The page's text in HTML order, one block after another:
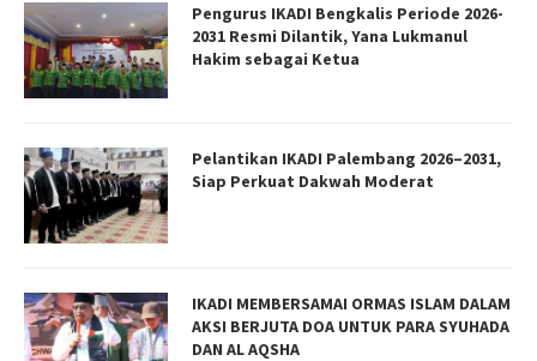
Pengurus IKADI Bengkalis Periode 2026-
2031 Resmi Dilantik, Yana Lukmanul
Hakim sebagai Ketua
Pelantikan IKADI Palembang 2026–2031,
Siap Perkuat Dakwah Moderat
IKADI MEMBERSAMAI ORMAS ISLAM DALAM
AKSI BERJUTA DOA UNTUK PARA SYUHADA
DAN AL AQSHA